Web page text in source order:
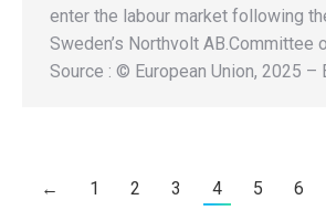
enter the labour market following
Sweden’s Northvolt AB.Committee
Source : © European Union, 2025 –
← 1 2 3 4 5 6